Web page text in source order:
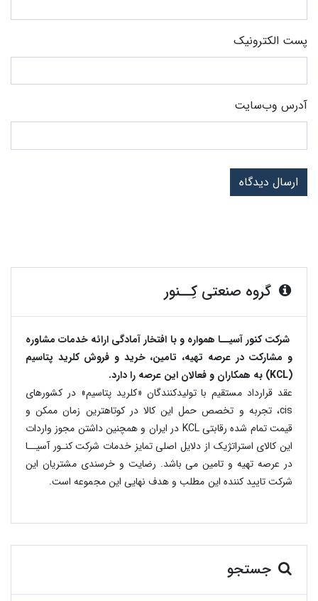
پست الکترونیک
آدرس وب‌سایت
ارسال دیدگاه
گروه صنعتی کِــنور
شرکت کنور آسیــا همواره و با افتخار آمادگی ارائه خدمات مشاوره
و مشارکت در عرصه تهیه، تامین، خرید و فروش کلرید پتاسیم
(KCL) به همکاران و فعالان این عرصه را دارد.
عقد قرارداد مستقیم با تولیدکنندگان «کلرید پتاسیم» در کشورهای
cis، تجربه و تخصص حمل این کالا در کوتاهترین زمان ممکن و
قیمت تمام شده رقابتی KCL در ایران و همچنین داشتن مجوز واردات
این کالای استراتژیک از دلایل اصلی تمایز خدمات شرکت کنـور آسیــا
در عرصه تهیه و تامین می باشد. رضایت و خرسندی مشتریان این
شرکت تایید کننده این مطلب و هدف نهایی این مجموعه است.
جستجو